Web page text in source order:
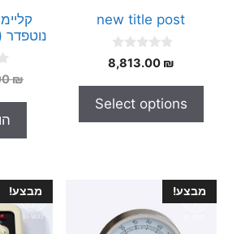
new title post
0
o
o
5
8,813.00 ₪
Select options
נוטפדר Kleimer (5mm)
0
o
o
5
₪
מבצע! מבצע!